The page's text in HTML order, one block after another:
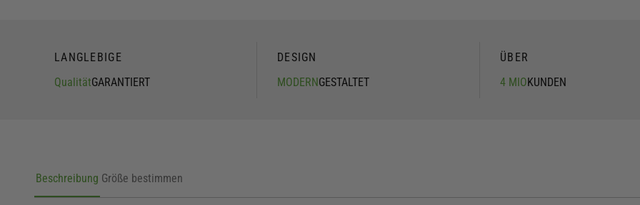
LANGLEBIGE
QualitätGARANTIERT
DESIGN
MODERN GESTALTET
ÜBER
4 MIOKUNDEN
Beschreibung Größe bestimmen